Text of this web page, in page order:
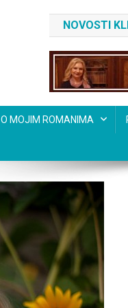
NOVOSTI
O MOJIM ROMANIMA